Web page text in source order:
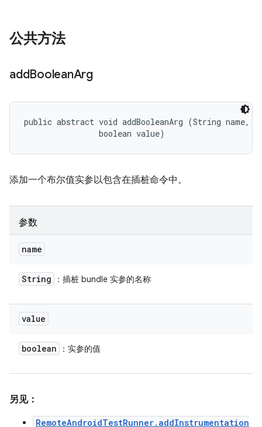
公共方法
addBooleanArg
public abstract void addBooleanArg (String name,
                boolean value)
添加一个布尔值实参以包含在插桩命令中。
参数
name
String ：插桩 bundle 实参的名称
value
boolean ：实参的值
另见：
RemoteAndroidTestRunner.addInstrumentation